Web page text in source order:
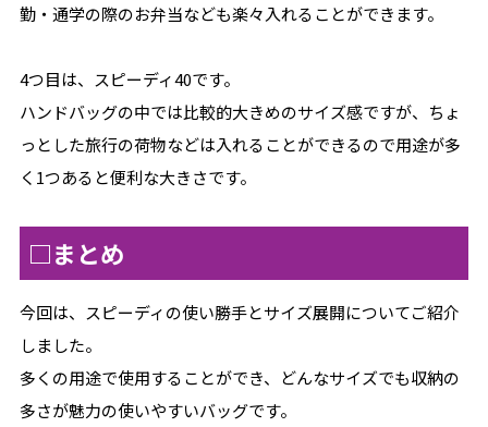
勤・通学の際のお弁当なども楽々入れることができます。
4つ目は、スピーディ40です。
ハンドバッグの中では比較的大きめのサイズ感ですが、ちょ
っとした旅行の荷物などは入れることができるので用途が多
く1つあると便利な大きさです。
□まとめ
今回は、スピーディの使い勝手とサイズ展開についてご紹介
しました。
多くの用途で使用することができ、どんなサイズでも収納の
多さが魅力の使いやすいバッグです。